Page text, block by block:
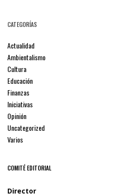
CATEGORÍAS
Actualidad
Ambientalismo
Cultura
Educación
Finanzas
Iniciativas
Opinión
Uncategorized
Varios
COMITÉ EDITORIAL
Director